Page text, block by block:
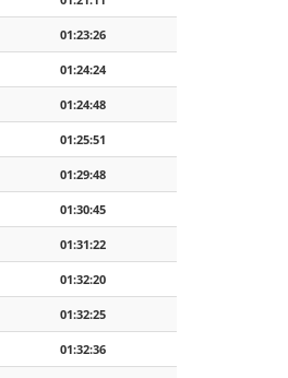
01:23:26
01:24:24
01:24:48
01:25:51
01:29:48
01:30:45
01:31:22
01:32:20
01:32:25
01:32:36